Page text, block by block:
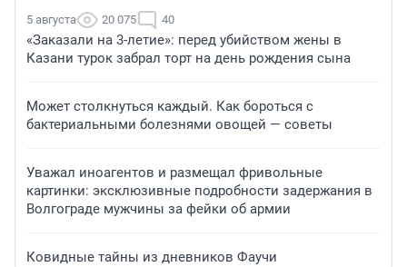
5 августа 20 075 40
«Заказали на 3-летие»: перед убийством жены в
Казани турок забрал торт на день рождения сына
Может столкнуться каждый. Как бороться с
бактериальными болезнями овощей — советы
Уважал иноагентов и размещал фривольные
картинки: эксклюзивные подробности задержания в
Волгограде мужчины за фейки об армии
Ковидные тайны из дневников Фаучи